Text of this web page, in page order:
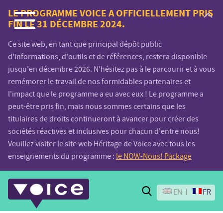
Voice.Global
website
LE PROGRAMME VOICE A OFFICIELLEMENT PRIS
FIN LE 31 DÉCEMBRE 2024.
Ce site web, en tant que principal dépôt public
d'informations, d'outils et de références, restera disponible
jusqu'en décembre 2026. N'hésitez pas à le parcourir et à vous
remémorer le travail de nos formidables partenaires et
l'impact que le programme a eu avec eux ! Le programme a
peut-être pris fin, mais nous sommes certains que les
titulaires de droits continueront à avancer pour créer des
sociétés réactives et inclusives pour chacun d'entre nous!
Veuillez visiter le site web Héritage de Voice avec tous les
enseignements du programme : le NOW-Nous! Package
Search
EN FR